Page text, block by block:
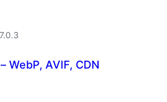
WebP, AVIF, CDN